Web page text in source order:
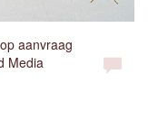
aanvraag
Media